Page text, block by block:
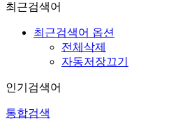
최근검색어
최근검색어 옵션
전체삭제
자동저장끄기
인기검색어
통합검색